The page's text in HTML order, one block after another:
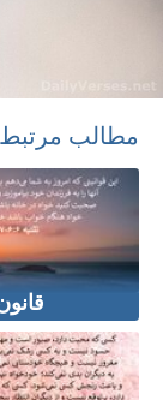
مطالب مرتبط